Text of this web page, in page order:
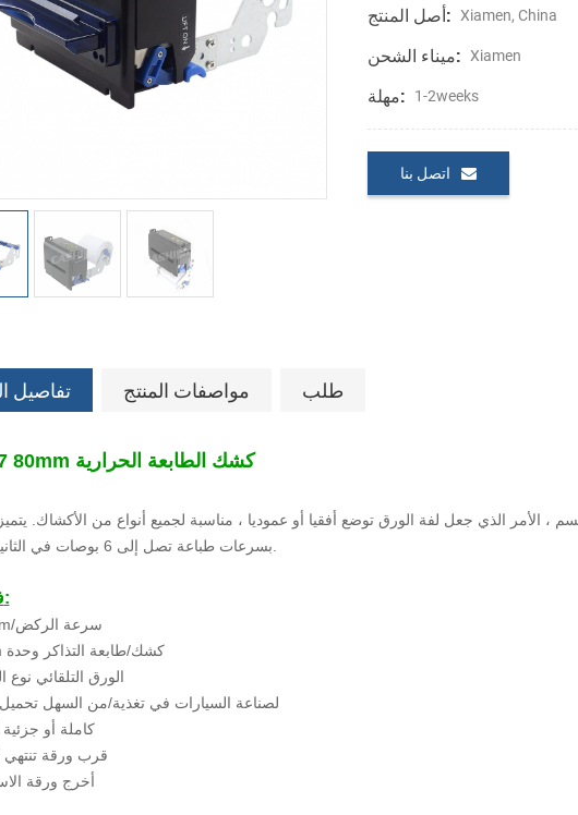
أصل المنتج: Xiamen, China
ميناء الشحن: Xiamen
مهلة: 1-2weeks
اتصل بنا
تفاصيل مواصفات المنتج طلب
KP-347 80mm كشك الطابعة الحرارية
الأمر الذي جعل لفة الورق توضع أفقيا أو عموديا ، مناسبة لجميع أنواع من الأكشاك. يتميز
فيثوريس:
1. 150mm/سرعة الركض
2. 80mm كشك/طابعة التذاكر وحدة
3. الورق التلقائي نوع
4. لصناعة السيارات في تغذية/من السهل
5. كاملة أو
6. قرب ورقة
7. أخرج ورقة